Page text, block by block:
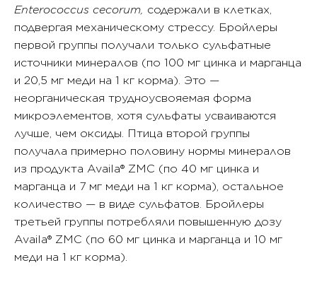
Enterococcus cecorum, содержали в клетках,
подвергая механическому стрессу. Бройлеры
первой группы получали только сульфатные
источники минералов (по 100 мг цинка и марганца
и 20,5 мг меди на 1 кг корма). Это —
неорганическая трудноусвояемая форма
микроэлементов, хотя сульфаты усваиваются
лучше, чем оксиды. Птица второй группы
получала примерно половину нормы минералов
из продукта Availa® ZMC (по 40 мг цинка и
марганца и 7 мг меди на 1 кг корма), остальное
количество — в виде сульфатов. Бройлеры
третьей группы потребляли повышенную дозу
Availa® ZMC (по 60 мг цинка и марганца и 10 мг
меди на 1 кг корма).